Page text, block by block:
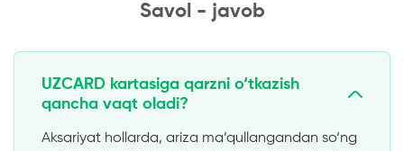
Savol - javob
UZCARD kartasiga qarzni o‘tkazish
qancha vaqt oladi?
Aksariyat hollarda, ariza ma’qullangandan so‘ng